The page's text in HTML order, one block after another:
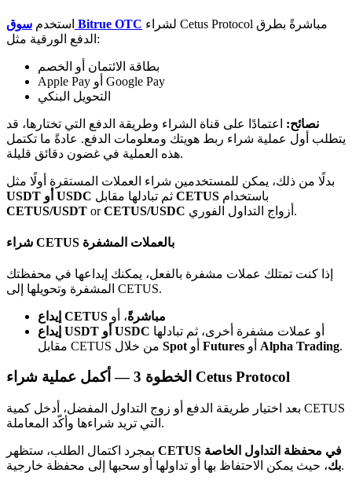
تعلم الستاكينغ
تعرف على كيفية كسب الدخل السلبي
Bitrue
AI
شركاء بيترو
شركاء Bitrue
استخدم سوق Bitrue OTC
الدفع الورقية مثل:
بطاقة الائتمان أو الخصم
Apple Pay أو Google Pay
التحويل البنكي
نصائح: اعتمادًا على قناة الشراء وطريقة الدفع التي تختارها، قد
يتطلب أول عملية شراء ربط هويتك ومعلومات الدفع. عادةً ما تكتمل
هذه العملية في غضون دقائق قليلة.
بدلًا من ذلك، يمكن للمستخدمين شراء العملات المستقرة أولًا مثل
USDT أو USDC
CETUS باستخدام
CETUS/USDT orCETUS/USDC أزواج التداول الفوري.
شراء CETUS بالعملات المشفرة
إذا كنت تمتلك عملات مشفرة بالفعل، يمكنك إيداعها في محفظتك
المشفرة وتحويلها إلى CETUS.
إيداع CETUS مباشرةً، أو
إيداع USDT أو USDC
Spot Futures Alpha Trading.
الخطوة أكمل عملية شراء Cetus Protocol
بعد اختيار طريقة الدفع أو زوج التداول المفضل، أدخل كمية CETUS
التي تريد شراءها وأكّد المعاملة.
CETUS في محفظة التداول الخاصة
بك، حيث يمكن الاحتفاظ بها أو تداولها أو سحبها إلى محفظة خارجية.